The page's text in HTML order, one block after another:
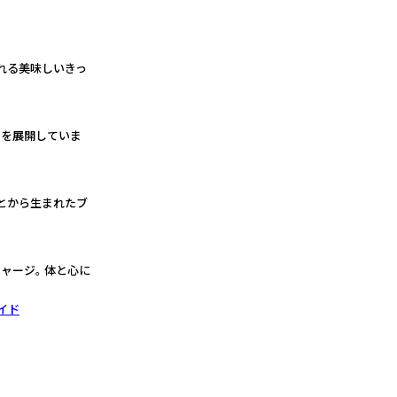
る美味しいきっ
展開していま
から生まれたブ
ージ。 体と心に
ド